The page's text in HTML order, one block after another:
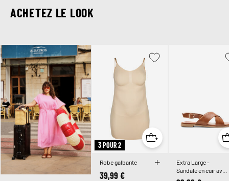
ACHETEZ LE LOOK
3 POUR 2
Robe galbante
39,99 €
Extra Large -
Sandale en cuir avec
brides croisées